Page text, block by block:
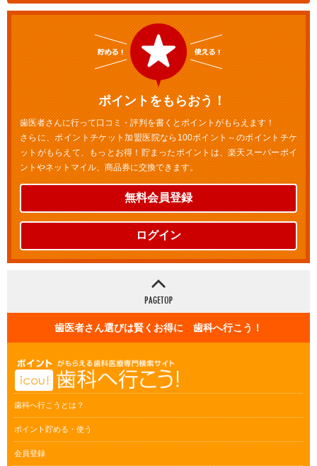
ポイントをもらおう！
歯医者さんに行って口コミ・評判を書くとポイントがもらえます！
さらに、ポイントチケット加盟医院なら100ポイント～のポイントチケ
ットがもらえて、もっとお得！貯まったポイントは、楽天スーパーポイ
ントやネットマイル、商品券に交換できます。
無料会員登録
ログイン
歯医者さん選びは賢くお得に 歯科へ行こう！
歯科へ行こうとは？
ポイント貯める・使う
会員登録